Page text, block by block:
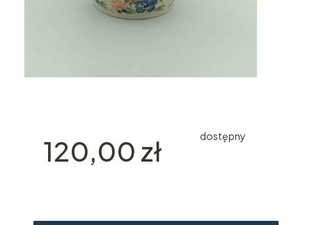
Cena
120,00 zł dostępny